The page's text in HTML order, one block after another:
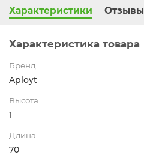
Характеристики Отзывы
Характеристика товара
Бренд
Aployt
Высота
1
Длина
70